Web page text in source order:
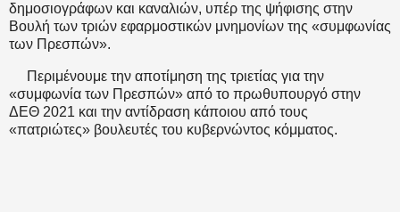
δημοσιογράφων και καναλιών, υπέρ της ψήφισης στην
Βουλή των τριών εφαρμοστικών μνημονίων της «συμφωνίας
των Πρεσπών».
Περιμένουμε την αποτίμηση της τριετίας για την
«συμφωνία των Πρεσπών» από το πρωθυπουργό στην
ΔΕΘ 2021 και την αντίδραση κάποιου από τους
«πατριώτες» βουλευτές του κυβερνώντος κόμματος.